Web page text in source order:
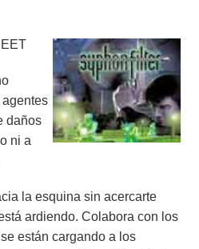
daños
ni a
la esquina sin acercarte
ardiendo. Colabora con los
están cargando a los